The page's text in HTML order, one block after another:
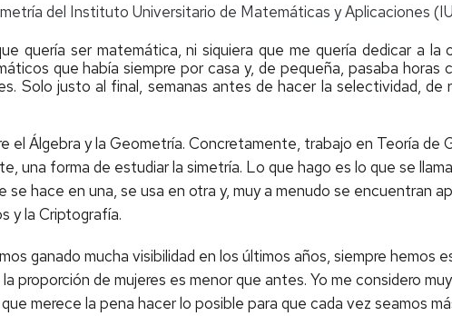
del Instituto Universitario de Matemáticas y Aplicaciones
quería ser matemática, ni siquiera que me quería dedicar a
que había siempre por casa y, de pequeña, pasaba
Solo justo al final, semanas antes de hacer la selectividad,
el Álgebra y la Geometría. Concretamente, trabajo en Teoría de
una forma de estudiar la simetría. Lo que hago es lo que se
hace en una, se usa en otra y, muy a menudo se encuentran
y la Criptografía.
ganado mucha visibilidad en los últimos años, siempre
proporción de mujeres es menor que antes. Yo me considero
merece la pena hacer lo posible para que cada vez seamos